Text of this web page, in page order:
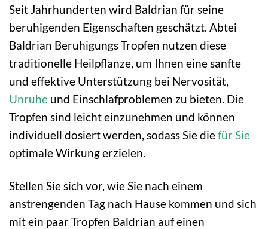
Seit Jahrhunderten wird Baldrian für seine
beruhigenden Eigenschaften geschätzt. Abtei
Baldrian Beruhigungs Tropfen nutzen diese
traditionelle Heilpflanze, um Ihnen eine sanfte
und effektive Unterstützung bei Nervosität,
Unruhe und Einschlafproblemen zu bieten. Die
Tropfen sind leicht einzunehmen und können
individuell dosiert werden, sodass Sie diefür Sie
optimale Wirkung erzielen.
Stellen Sie sich vor, wie Sie nach einem
anstrengenden Tag nach Hause kommen und sich
mit ein paar Tropfen Baldrian auf einen